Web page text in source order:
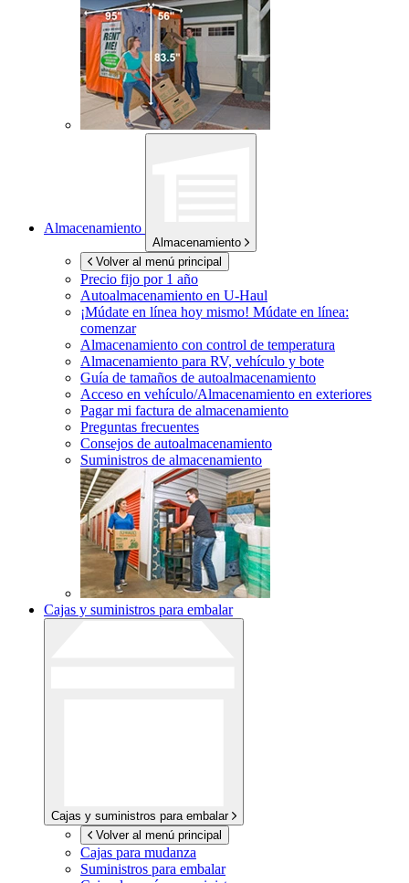
Almacenamiento
Almacenamiento
Volver al menú principal
Precio fijo por 1 año
Autoalmacenamiento en U-Haul
¡Múdate en línea hoy mismo! Múdate en línea:
comenzar
Almacenamiento con control de temperatura
Almacenamiento para RV, vehículo y bote
Guía de tamaños de autoalmacenamiento
Acceso en vehículo/Almacenamiento en exteriores
Pagar mi factura de almacenamiento
Preguntas frecuentes
Consejos de autoalmacenamiento
Suministros de almacenamiento
Cajas y suministros para embalar
Cajas y suministros para embalar
Volver al menú principal
Cajas para mudanza
Suministros para embalar